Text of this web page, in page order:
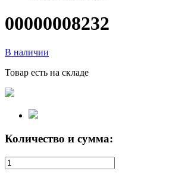
00000008232
В наличии
Товар есть на складе
Количество и сумма: